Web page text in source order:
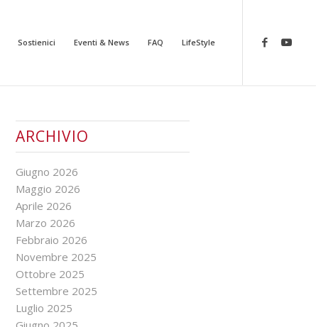
Sostienici Eventi & News FAQ LifeStyle
ARCHIVIO
Giugno 2026
Maggio 2026
Aprile 2026
Marzo 2026
Febbraio 2026
Novembre 2025
Ottobre 2025
Settembre 2025
Luglio 2025